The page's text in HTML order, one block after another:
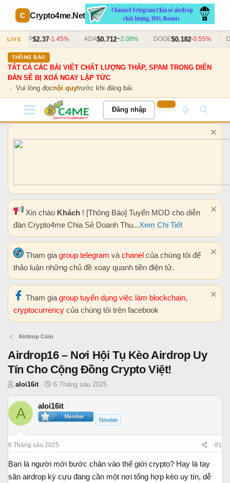
Crypto4me.Net
LIVE
XRP $2.37-1.45% ADA$0.712+2.08% DOGE$0.182-0.55% DOT
THÔNG BÁO
TẤT CẢ CÁC BÀI VIẾT CHẤT LƯỢNG THẤP, SPAM TRONG DIỄN
ĐÀN SẼ BỊ XOÁ NGAY LẬP TỨC
· Vui lòng đọcnội quytrước khi đăng bài.
Đăng nhập
Xin chào Khách ! [Thông Báo] Tuyển MOD cho diễn
đàn Crypto4me Chia Sẻ Doanh Thu...Xem Chi Tiết
Tham gia group telegram và chanel của chúng tôi để
thảo luận những chủ đề xoay quanh tiền điện tử.
Tham gia group tuyển dụng việc làm blockchain,
cryptocurrency của chúng tôi trên facebook
Airdrop Coin
Airdrop16 – Nơi Hội Tụ Kèo Airdrop Uy
Tín Cho Cộng Đồng Crypto Việt!
T
h
r
e
a
d
s
a
r
aloi16it
N
g
à
y
ắ
t
ầ
u
6 Tháng sáu 2025
A aloi16it
Newbie
6 Tháng sáu 2025 #1
Bạn là người mới bước chân vào thế giới crypto? Hay là tay
săn airdrop kỳ cựu đang cần một nơi tổng hợp kèo uy tín, dễ